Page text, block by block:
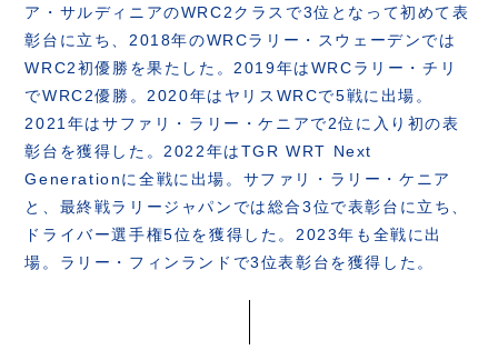
ア・サルディニアのWRC2クラスで3位となって初めて表
彰台に立ち、2018年のWRCラリー・スウェーデンでは
WRC2初優勝を果たした。2019年はWRCラリー・チリ
でWRC2優勝。2020年はヤリスWRCで5戦に出場。
2021年はサファリ・ラリー・ケニアで2位に入り初の表
彰台を獲得した。2022年はTGR WRT Next
Generationに全戦に出場。サファリ・ラリー・ケニア
と、最終戦ラリージャパンでは総合3位で表彰台に立ち、
ドライバー選手権5位を獲得した。2023年も全戦に出
場。ラリー・フィンランドで3位表彰台を獲得した。